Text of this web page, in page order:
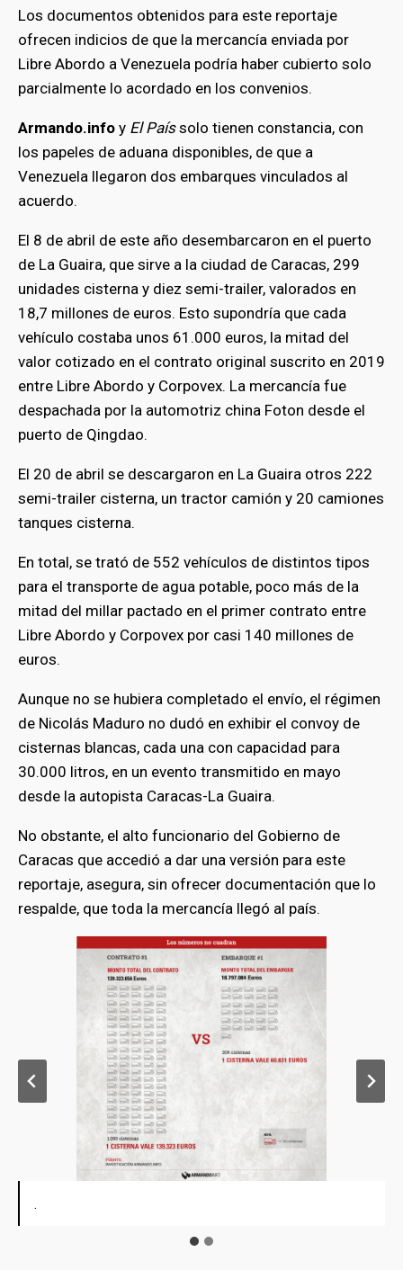
Los documentos obtenidos para este reportaje
ofrecen indicios de que la mercancía enviada por
Libre Abordo a Venezuela podría haber cubierto solo
parcialmente lo acordado en los convenios.
Armando.info y El Paíssolo tienen constancia, con
los papeles de aduana disponibles, de que a
Venezuela llegaron dos embarques vinculados al
acuerdo.
El 8 de abril de este año desembarcaron en el puerto
de La Guaira, que sirve a la ciudad de Caracas, 299
unidades cisterna y diez semi-trailer, valorados en
18,7 millones de euros. Esto supondría que cada
vehículo costaba unos 61.000 euros, la mitad del
valor cotizado en el contrato original suscrito en 2019
entre Libre Abordo y Corpovex. La mercancía fue
despachada por la automotriz china Foton desde el
puerto de Qingdao.
El 20 de abril se descargaron en La Guaira otros 222
semi-trailer cisterna, un tractor camión y 20 camiones
tanques cisterna.
En total, se trató de 552 vehículos de distintos tipos
para el transporte de agua potable, poco más de la
mitad del millar pactado en el primer contrato entre
Libre Abordo y Corpovex por casi 140 millones de
euros.
Aunque no se hubiera completado el envío, el régimen
de Nicolás Maduro no dudó en exhibir el convoy de
cisternas blancas, cada una con capacidad para
30.000 litros, en un evento transmitido en mayo
desde la autopista Caracas-La Guaira.
No obstante, el alto funcionario del Gobierno de
Caracas que accedió a dar una versión para este
reportaje, asegura, sin ofrecer documentación que lo
respalde, que toda la mercancía llegó al país.
.